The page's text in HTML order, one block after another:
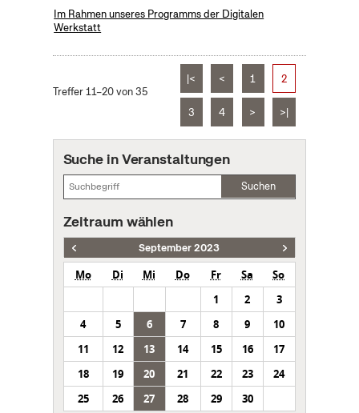
Im Rahmen unseres Programms der Digitalen
Werkstatt
Treffer 11–20 von 35
|< < 1 2
3 4 > >|
Suche in Veranstaltungen
Suchen
Zeitraum wählen
September 2023
Mo Di Mi Do Fr Sa
So
1
2
3
4
5 6 7 8 9
10
11
12 13 14 15 16
17
18
19 20 21 22 23
24
25
26 27 28 29 30